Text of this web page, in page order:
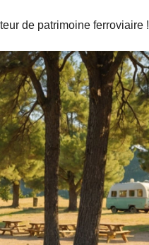
de patrimoine ferroviaire !